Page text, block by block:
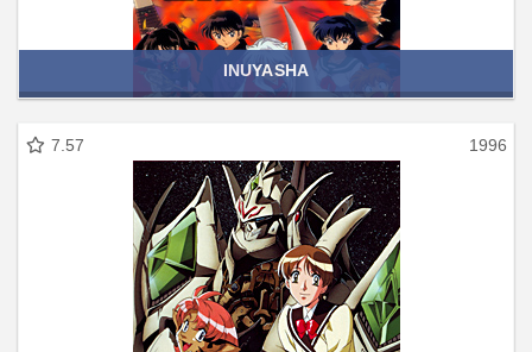
INUYASHA
7.57 1996